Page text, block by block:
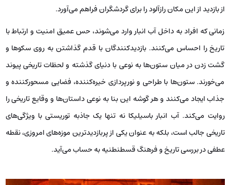
از بازدید از این مکان رازآلود را برای گردشگران فراهم می‌آورد.
زمانی که افراد به داخل آب انبار وارد می‌شوند، حس عمیق امنیت و ارتباط با
تاریخ را احساس می‌کنند. بازدیدکنندگان با قدم گذاشتن به روی سکوها و
گشت زدن در میان ستون‌ها به نوعی با دنیای گذشته و لحظات تاریخی پیوند
می‌خورند. ستون‌ها با طراحی و نورپردازی خیره‌کننده، فضایی مسحورکننده و
جذاب ایجاد می‌کنند و هر گوشه این بنا به نوعی داستان‌ها و وقایع تاریخی را
روایت می‌کند. آب انبار باسیلیکا نه تنها یک جاذبه توریستی با ویژگی‌های
تاریخی جالب است، بلکه به عنوان یکی از پربازدیدترین موزه‌های امروزی، نقطه
عطفی در بررسی تاریخ و فرهنگ قسطنطنیه به حساب می‌آید.